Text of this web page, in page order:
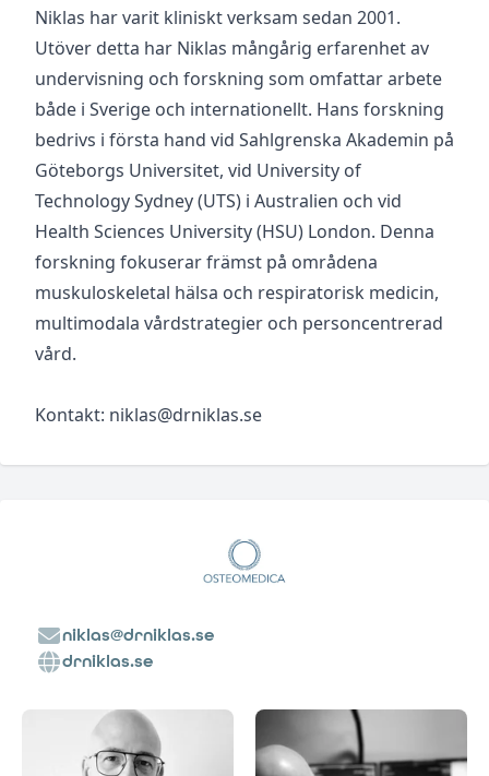
Niklas har varit kliniskt verksam sedan 2001.
Utöver detta har Niklas mångårig erfarenhet av
undervisning och forskning som omfattar arbete
både i Sverige och internationellt. Hans forskning
bedrivs i första hand vid Sahlgrenska Akademin på
Göteborgs Universitet, vid University of
Technology Sydney (UTS) i Australien och vid
Health Sciences University (HSU) London. Denna
forskning fokuserar främst på områdena
muskuloskeletal hälsa och respiratorisk medicin,
multimodala vårdstrategier och personcentrerad
vård.
Kontakt: niklas@drniklas.se
niklas@drniklas.se
drniklas.se